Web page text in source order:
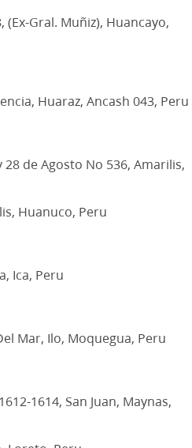
Gral. Muñiz), Huancayo,
Huaraz, Ancash 043, Peru
28 de Agosto No 536, Amarilis,
Huanuco, Peru
Ica, Peru
Mar, Ilo, Moquegua, Peru
1614, San Juan, Maynas,